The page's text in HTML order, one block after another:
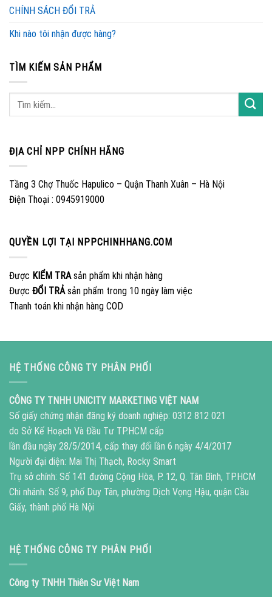
CHÍNH SÁCH ĐỔI TRẢ
Khi nào tôi nhận được hàng?
TÌM KIẾM SẢN PHẨM
ĐỊA CHỈ NPP CHÍNH HÃNG
Tầng 3 Chợ Thuốc Hapulico – Quận Thanh Xuân – Hà Nội
Điện Thoại : 0945919000
QUYỀN LỢI TẠI NPPCHINHHANG.COM
Được KIỂM TRAsản phẩm khi nhận hàng
Được ĐỔI TRẢsản phẩm trong 10 ngày làm việc
Thanh toán khi nhận hàng COD
HỆ THỐNG CÔNG TY PHÂN PHỐI
CÔNG TY TNHH UNICITY MARKETING VIỆT NAM
Số giấy chứng nhận đăng ký doanh nghiệp: 0312 812 021
do Sở Kế Hoạch Và Đầu Tư TP.HCM cấp
lần đầu ngày 28/5/2014, cấp thay đổi lần 6 ngày 4/4/2017
Người đại diện: Mai Thị Thạch, Rocky Smart
Trụ sở chính: Số 141 đường Cộng Hòa, P. 12, Q. Tân Bình, TP.HCM
Chi nhánh: Số 9, phố Duy Tân, phường Dịch Vọng Hậu, quận Cầu
Giấy, thành phố Hà Nội
HỆ THỐNG CÔNG TY PHÂN PHỐI
Công ty TNHH Thiên Sư Việt Nam